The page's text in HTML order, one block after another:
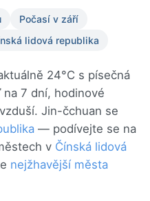
Počasí v září
lidová republika
24°C s písečná
7 dní, hodinové
Jin-čchuan se
— podívejte se na
v Čínská lidová
nejžhavější města